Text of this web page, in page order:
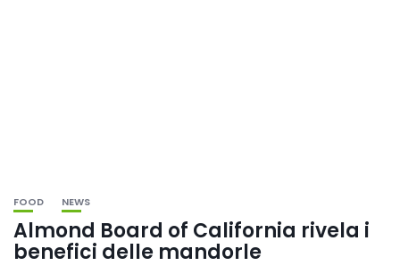
FOOD NEWS
Almond Board of California rivela i
benefici delle mandorle